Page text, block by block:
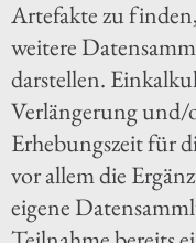
Artefakte zu
weitere
darstellen.
Verlängerung und/
Erhebungszeit für
vor allem die
eigene